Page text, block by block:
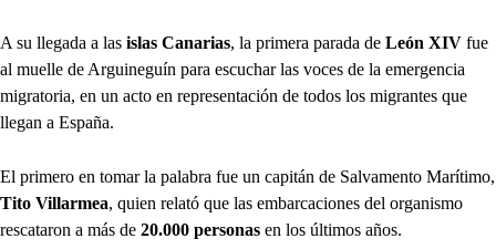
A su llegada a las islas Canarias, la primera parada de León XIV fue
al muelle de Arguineguín para escuchar las voces de la emergencia
migratoria, en un acto en representación de todos los migrantes que
llegan a España.
El primero en tomar la palabra fue un capitán de Salvamento Marítimo,
Tito Villarmea, quien relató que las embarcaciones del organismo
rescataron a más de 20.000 personas en los últimos años.